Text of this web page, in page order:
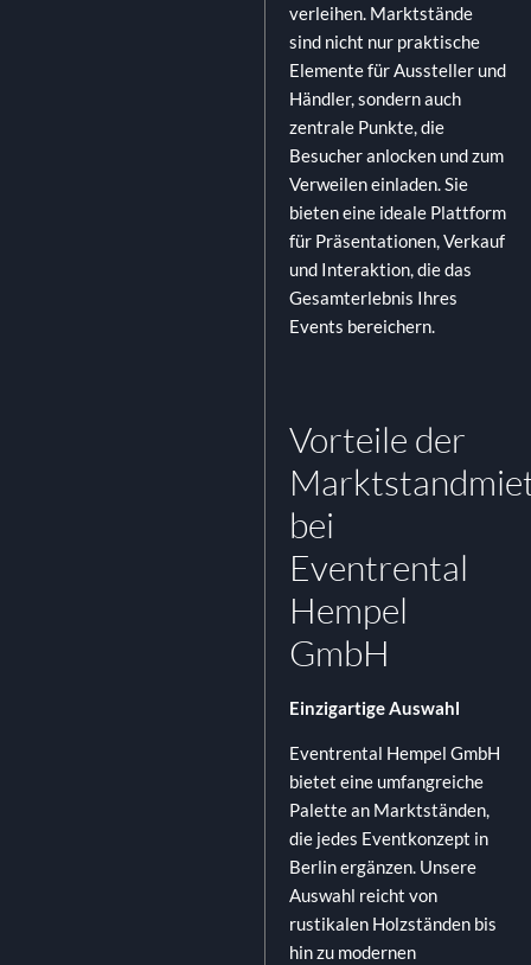
verleihen. Marktstände
sind nicht nur praktische
Elemente für Aussteller und
Händler, sondern auch
zentrale Punkte, die
Besucher anlocken und zum
Verweilen einladen. Sie
bieten eine ideale Plattform
für Präsentationen, Verkauf
und Interaktion, die das
Gesamterlebnis Ihres
Events bereichern.
Vorteile der
bei
Eventrental
Hempel
GmbH
Einzigartige Auswahl
Eventrental Hempel GmbH
bietet eine umfangreiche
Palette an Marktständen,
die jedes Eventkonzept in
Berlin ergänzen. Unsere
Auswahl reicht von
rustikalen Holzständen bis
hin zu modernen